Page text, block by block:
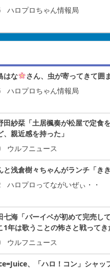
ハロプロちゃん情報局
はな
さん、虫が寄ってきて囲
ハロプロちゃん情報局
田紗栞「土居楓奏が松屋で定
親近感を持った」
ウルフニュース
と浅倉樹々ちゃんがランチ「き
ハロプロってながいぜぃ・・
七海「バーイベが初めて完売
1年は歌うことの怖さと戦ってき
ウルフニュース
、「ハロ！コン」シャ